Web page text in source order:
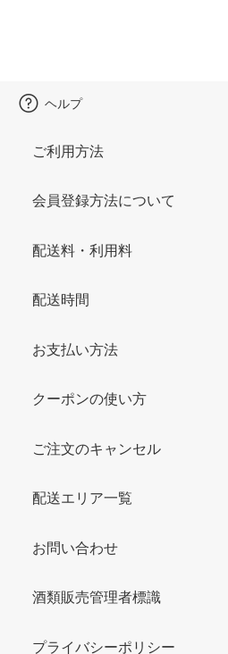
ヘルプ
ご利用方法
会員登録方法について
配送料・利用料
配送時間
お支払い方法
クーポンの使い方
ご注文のキャンセル
配送エリア一覧
お問い合わせ
酒類販売管理者標識
プライバシーポリシー